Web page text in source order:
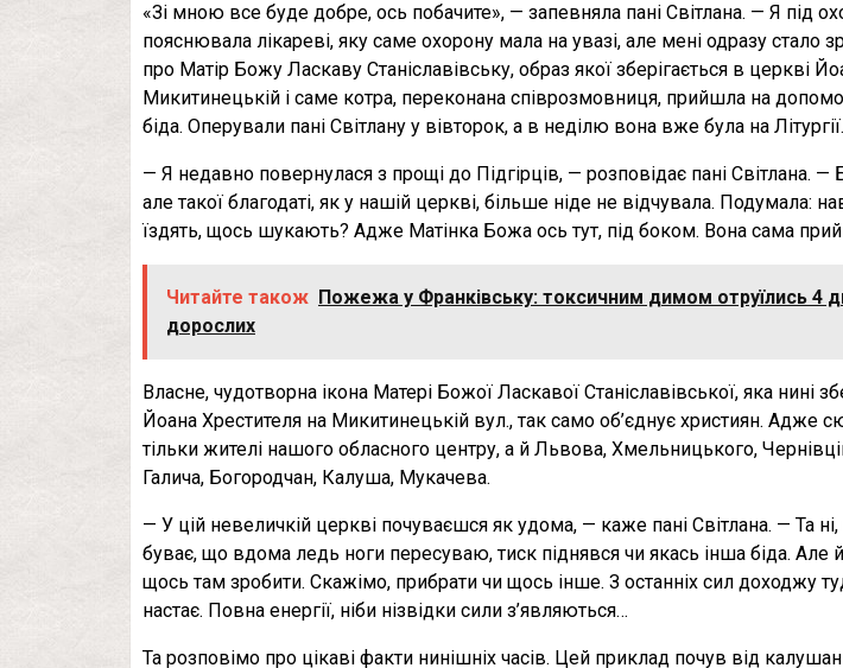
«Зі мною все буде добре, ось побачите», — запевняла пані Світлана. — Я під
пояснювала лікареві, яку саме охорону мала на увазі, але мені одразу стало
про Матір Божу Ласкаву Станіславівську, образ якої зберігається в церкві
Микитинецькій і саме котра, переконана співрозмовниця, прийшла на
біда. Оперували пані Світлану у вівторок, а в неділю вона вже була на Літургії.
— Я недавно повернулася з прощі до Підгірців, — розповідає пані Світлана.
але такої благодаті, як у нашій церкві, більше ніде не відчувала. Подумала:
їздять, щось шукають? Адже Матінка Божа ось тут, під боком. Вона сама
Читайте також Пожежа у Франківську: токсичним димом отруїлись 4
дорослих
Власне, чудотворна ікона Матері Божої Ласкавої Станіславівської, яка нині
Йоана Хрестителя на Микитинецькій вул., так само об’єднує християн. Адже
тільки жителі нашого обласного центру, а й Львова, Хмельницького,
Галича, Богородчан, Калуша, Мукачева.
— У цій невеличкій церкві почуваєшся як удома, — каже пані Світлана. — Та
буває, що вдома ледь ноги пересуваю, тиск піднявся чи якась інша біда. Але
щось там зробити. Скажімо, прибрати чи щось інше. З останніх сил доходжу
настає. Повна енергії, ніби нізвідки сили з’являються…
Та розповімо про цікаві факти нинішніх часів. Цей приклад почув від